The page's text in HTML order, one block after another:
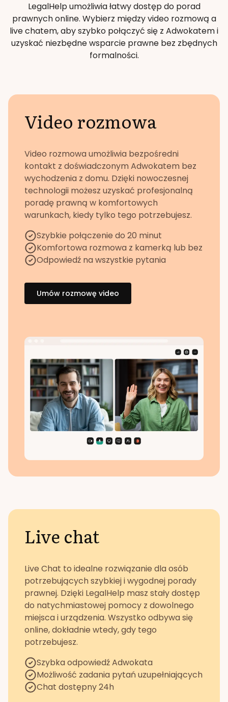
LegalHelp umożliwia łatwy dostęp do porad
prawnych online. Wybierz między video rozmową a
live chatem, aby szybko połączyć się z Adwokatem i
uzyskać niezbędne wsparcie prawne bez zbędnych
formalności.
Video rozmowa
Video rozmowa umożliwia bezpośredni
kontakt z doświadczonym Adwokatem bez
wychodzenia z domu. Dzięki nowoczesnej
technologii możesz uzyskać profesjonalną
poradę prawną w komfortowych
warunkach, kiedy tylko tego potrzebujesz.
Szybkie połączenie do 20 minut
Komfortowa rozmowa z kamerką lub bez
Odpowiedź na wszystkie pytania
Umów rozmowę video
Live chat
Live Chat to idealne rozwiązanie dla osób
potrzebujących szybkiej i wygodnej porady
prawnej. Dzięki LegalHelp masz stały dostęp
do natychmiastowej pomocy z dowolnego
miejsca i urządzenia. Wszystko odbywa się
online, dokładnie wtedy, gdy tego
potrzebujesz.
Szybka odpowiedź Adwokata
Możliwość zadania pytań uzupełniających
Chat dostępny 24h